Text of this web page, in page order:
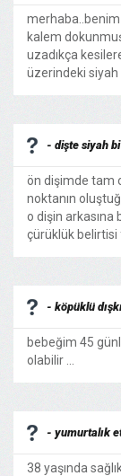
kalem
uzadıkça
üzerindeki siyah
- dişte siyah
ön dişimde tam
noktanın
o dişin arkasına
çürüklük belirtisi
- köpüklü
bebeğim 45
olabilir ...
- yumurtalık
38 yaşında